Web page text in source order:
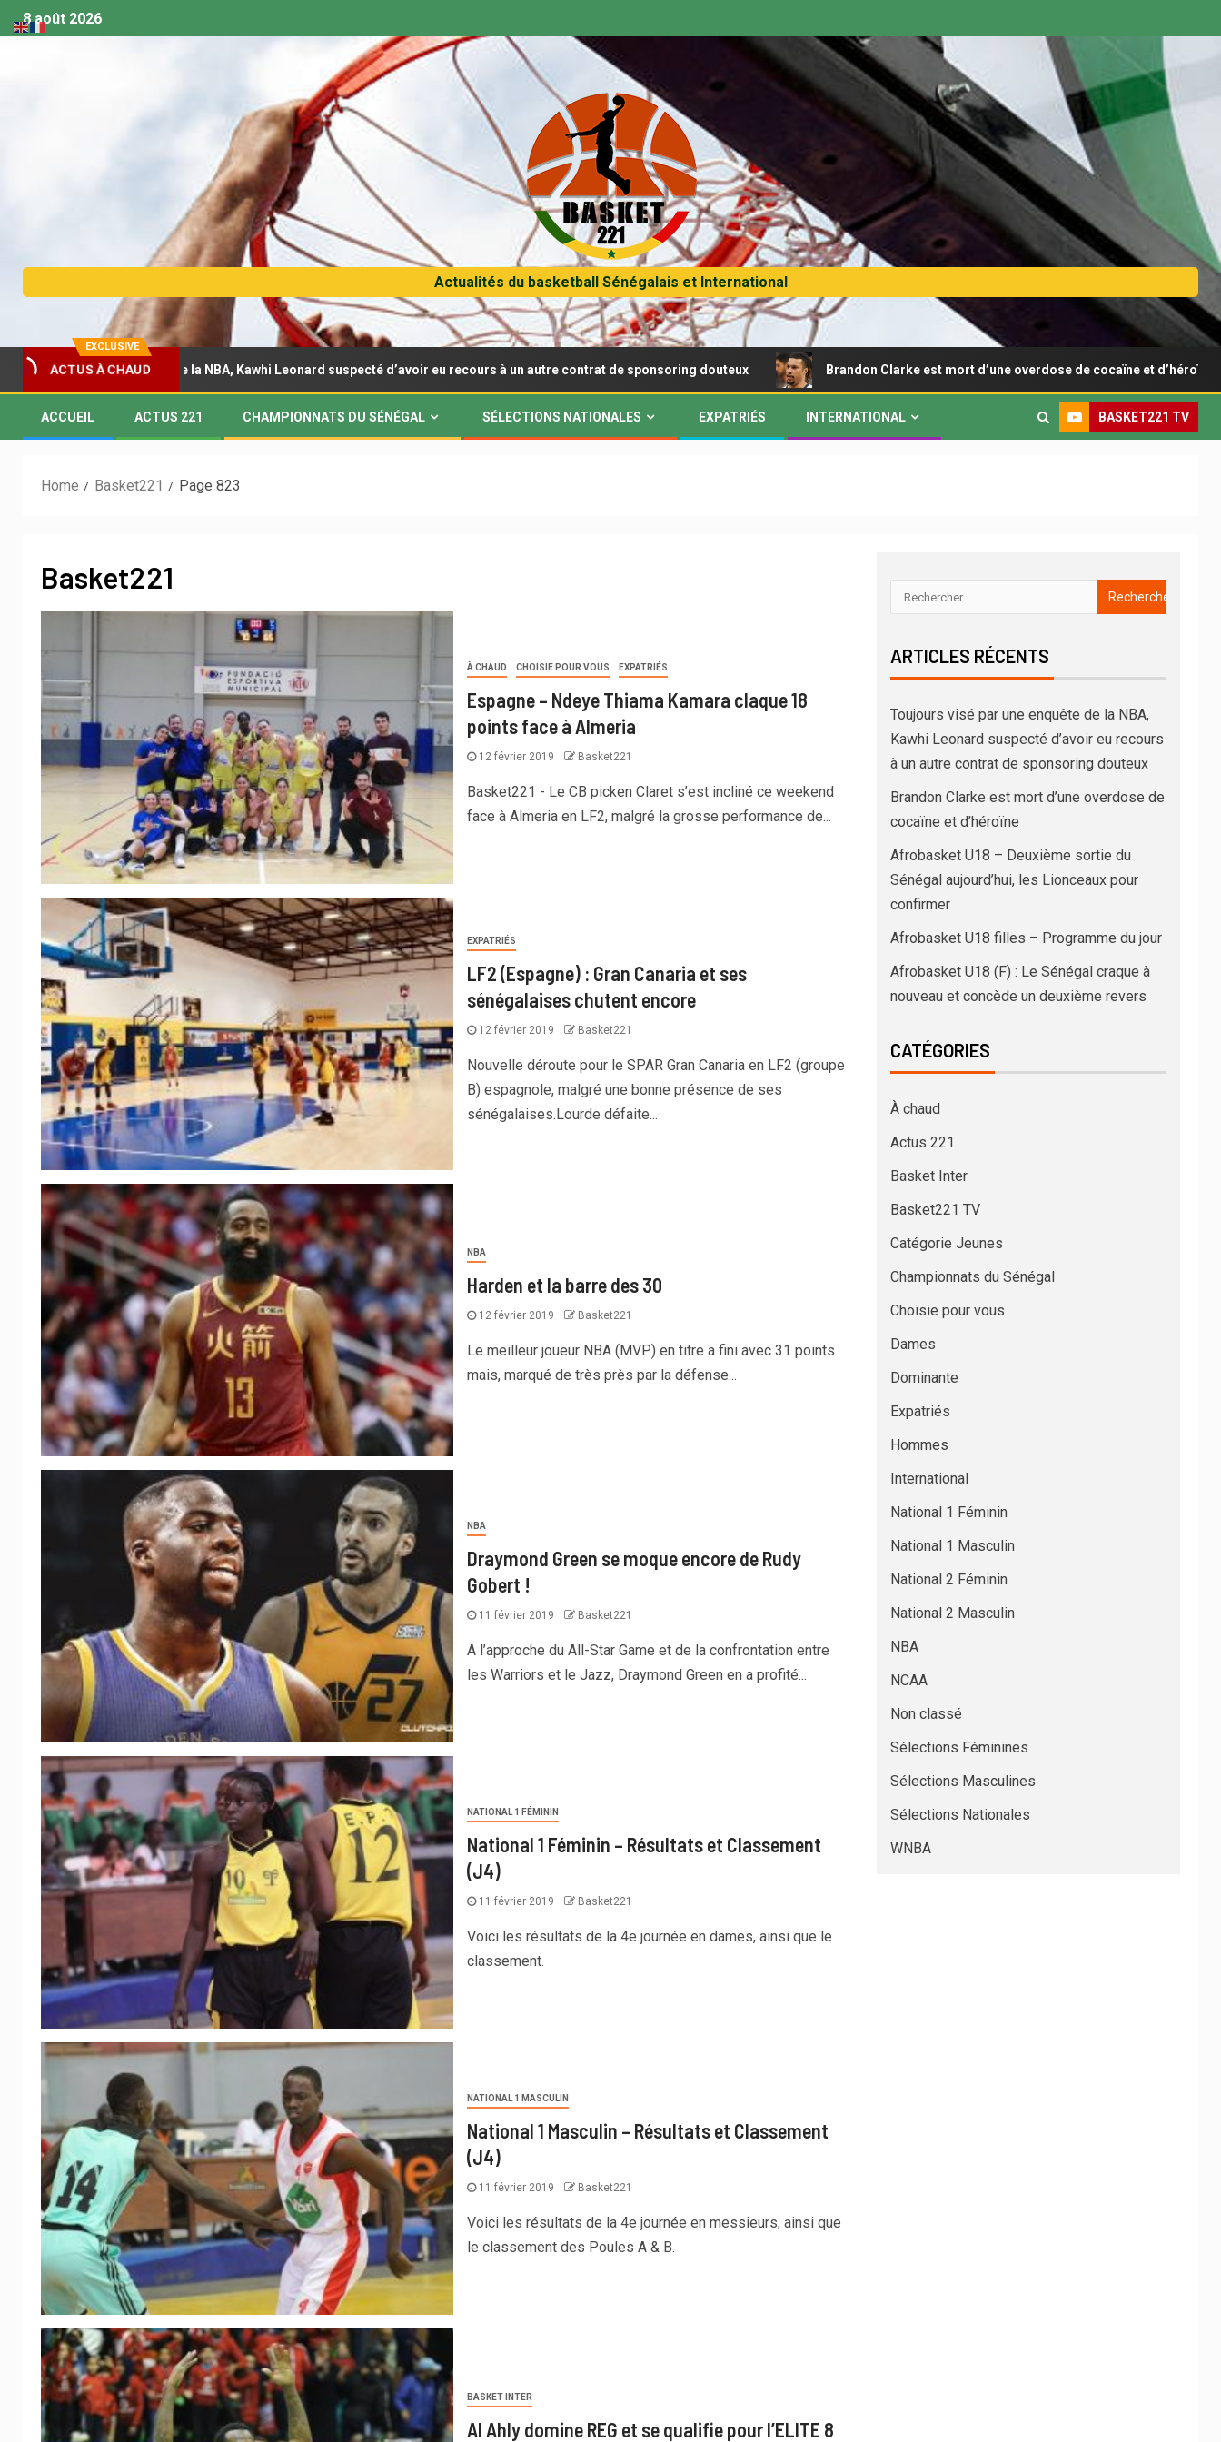
8 août 2026
Actualités du basketball Sénégalais et International
EXCLUSIVE
ACTUS À CHAUD
enquête de la NBA, Kawhi Leonard suspecté d’avoir eu recours à un autre contrat de sponsoring douteux Brandon Clarke est mort d’une overdose de cocaïne et d’héroïne
ACCUEIL ACTUS 221 CHAMPIONNATS DU SÉNÉGAL SÉLECTIONS NATIONALES EXPATRIÉS INTERNATIONAL BASKET221 TV
Home Basket221 Page 823
Basket221
À CHAUD CHOISIE POUR VOUS EXPATRIÉS
Espagne – Ndeye Thiama Kamara claque 18
points face à Almeria
12 février 2019 Basket221
Basket221 - Le CB picken Claret s’est incliné ce weekend
face à Almeria en LF2, malgré la grosse performance de...
EXPATRIÉS
LF2 (Espagne) : Gran Canaria et ses
sénégalaises chutent encore
12 février 2019 Basket221
Nouvelle déroute pour le SPAR Gran Canaria en LF2 (groupe
B) espagnole, malgré une bonne présence de ses
sénégalaises.Lourde défaite...
NBA
Harden et la barre des 30
12 février 2019 Basket221
Le meilleur joueur NBA (MVP) en titre a fini avec 31 points
mais, marqué de très près par la défense...
NBA
Draymond Green se moque encore de Rudy
Gobert !
11 février 2019 Basket221
A l’approche du All-Star Game et de la confrontation entre
les Warriors et le Jazz, Draymond Green en a profité...
NATIONAL 1 FÉMININ
National 1 Féminin – Résultats et Classement
(J4)
11 février 2019 Basket221
Voici les résultats de la 4e journée en dames, ainsi que le
classement.
NATIONAL 1 MASCULIN
National 1 Masculin – Résultats et Classement
(J4)
11 février 2019 Basket221
Voici les résultats de la 4e journée en messieurs, ainsi que
le classement des Poules A & B.
BASKET INTER
Al Ahly domine REG et se qualifie pour l’ELITE 8
ARTICLES RÉCENTS
Toujours visé par une enquête de la NBA,
Kawhi Leonard suspecté d’avoir eu recours
à un autre contrat de sponsoring douteux
Brandon Clarke est mort d’une overdose de
cocaïne et d’héroïne
Afrobasket U18 – Deuxième sortie du
Sénégal aujourd’hui, les Lionceaux pour
confirmer
Afrobasket U18 filles – Programme du jour
Afrobasket U18 (F) : Le Sénégal craque à
nouveau et concède un deuxième revers
CATÉGORIES
À chaud
Actus 221
Basket Inter
Basket221 TV
Catégorie Jeunes
Championnats du Sénégal
Choisie pour vous
Dames
Dominante
Expatriés
Hommes
International
National 1 Féminin
National 1 Masculin
National 2 Féminin
National 2 Masculin
NBA
NCAA
Non classé
Sélections Féminines
Sélections Masculines
Sélections Nationales
WNBA